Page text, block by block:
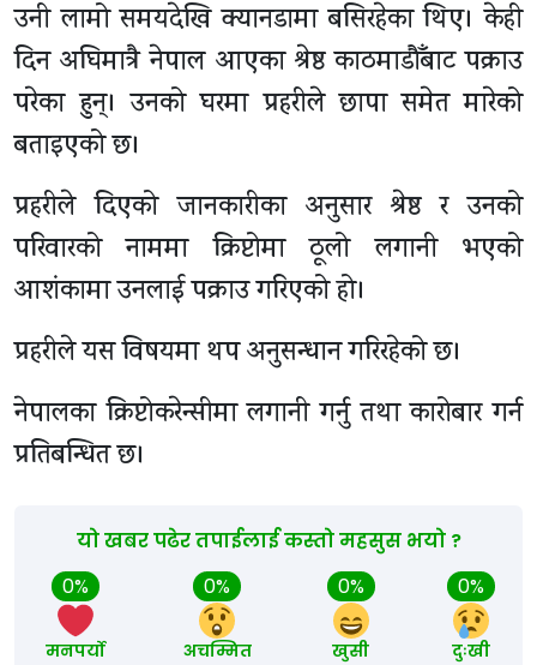
उनी लामो समयदेखि क्यानडामा बसिरहेका थिए। केही
दिन अघिमात्रै नेपाल आएका श्रेष्ठ काठमाडाैँबाट पक्राउ
परेका हुन्। उनको घरमा प्रहरीले छापा समेत मारेको
बताइएको छ।
प्रहरीले दिएको जानकारीका अनुसार श्रेष्ठ र उनको
परिवारको नाममा क्रिप्टोमा ठूलो लगानी भएको
आशंकामा उनलाई पक्राउ गरिएको हो।
प्रहरीले यस विषयमा थप अनुसन्धान गरिरहेको छ।
नेपालका क्रिप्टोकरेन्सीमा लगानी गर्नु तथा कारोबार गर्न
प्रतिबन्धित छ।
यो खबर पढेर तपाईलाई कस्तो महसुस भयो ?
0%
मनपर्यो
0%
अचम्मित
0%
खुसी
0%
दुःखी